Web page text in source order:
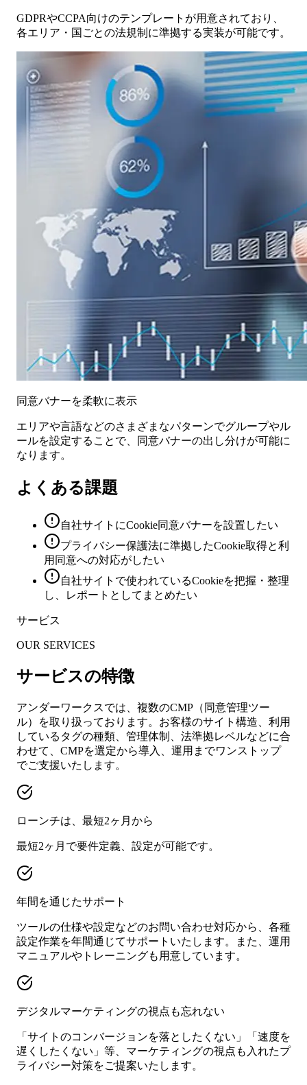
GDPRやCCPA向けのテンプレートが用意されており、
各エリア・国ごとの法規制に準拠する実装が可能です。
同意バナーを柔軟に表示
エリアや言語などのさまざまなパターンでグループやル
ールを設定することで、同意バナーの出し分けが可能に
なります。
よくある課題
自社サイトにCookie同意バナーを設置したい
プライバシー保護法に準拠したCookie取得と利
用同意への対応がしたい
自社サイトで使われているCookieを把握・整理
し、レポートとしてまとめたい
サービス
OUR SERVICES
サービスの特徴
アンダーワークスでは、複数のCMP（同意管理ツー
ル）を取り扱っております。お客様のサイト構造、利用
しているタグの種類、管理体制、法準拠レベルなどに合
わせて、CMPを選定から導入、運用までワンストップ
でご支援いたします。
ローンチは、最短2ヶ月から
最短2ヶ月で要件定義、設定が可能です。
年間を通じたサポート
ツールの仕様や設定などのお問い合わせ対応から、各種
設定作業を年間通じてサポートいたします。また、運用
マニュアルやトレーニングも用意しています。
デジタルマーケティングの視点も忘れない
「サイトのコンバージョンを落としたくない」「速度を
遅くしたくない」等、マーケティングの視点も入れたプ
ライバシー対策をご提案いたします。